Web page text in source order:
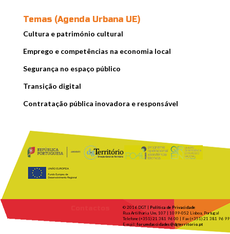
Temas (Agenda Urbana UE)
Cultura e património cultural
Emprego e competências na economia local
Segurança no espaço público
Transição digital
Contratação pública inovadora e responsável
© 2016 DGT | Política de Privacidade
Rua Artilharia Um, 107 | 1099-052 Lisboa, Portugal
Telefone (+351) 21 381 96 00 | Fax (+351) 21 381 96 99
E-mail: forumdascidades@dgterritorio.pt